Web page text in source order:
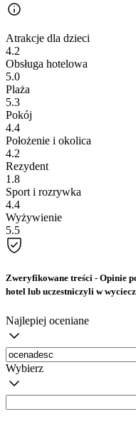
Atrakcje dla dzieci
4.2
Obsługa hotelowa
5.0
Plaża
5.3
Pokój
4.4
Położenie i okolica
4.2
Rezydent
1.8
Sport i rozrywka
4.4
Wyżywienie
5.5
Zweryfikowane treści - Opinie
hotel lub uczestniczyli w
Najlepiej oceniane
Wybierz